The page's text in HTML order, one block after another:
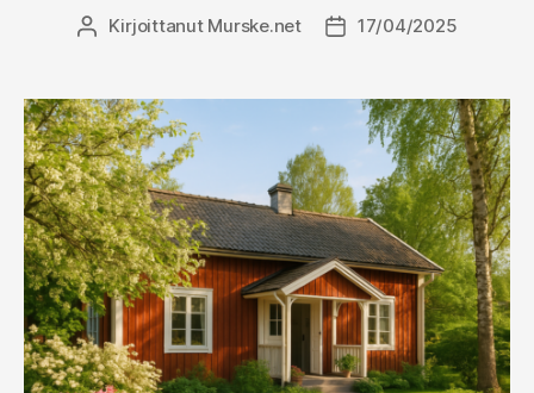
Kirjoittaja
Kirjoittanut Murske.net Julkaisupäivämäärä
17/04/2025